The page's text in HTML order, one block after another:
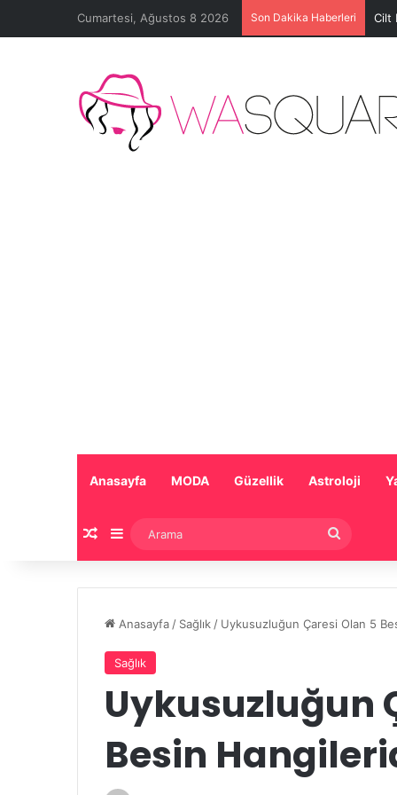
Cumartesi, Ağustos 8 2026 Son Dakika Haberleri Cilt
Anasayfa MODA Güzellik Astroloji
Rastgele Makale
Kenar Bölmesi
Anasayfa / Sağlık / Uykusuzluğun Çaresi Olan 5
Sağlık
Uykusuzluğun
Besin